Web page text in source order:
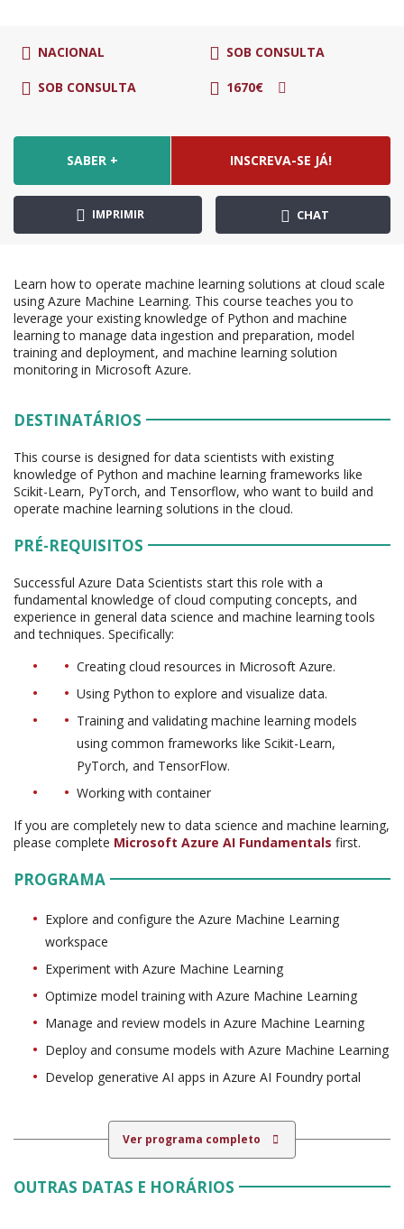
NACIONAL SOB CONSULTA
SOB CONSULTA 1670€
SABER + INSCREVA-SE JÁ!
IMPRIMIR CHAT
Learn how to operate machine learning solutions at cloud scale
using Azure Machine Learning. This course teaches you to
leverage your existing knowledge of Python and machine
learning to manage data ingestion and preparation, model
training and deployment, and machine learning solution
monitoring in Microsoft Azure.
DESTINATÁRIOS
This course is designed for data scientists with existing
knowledge of Python and machine learning frameworks like
Scikit-Learn, PyTorch, and Tensorflow, who want to build and
operate machine learning solutions in the cloud.
PRÉ-REQUISITOS
Successful Azure Data Scientists start this role with a
fundamental knowledge of cloud computing concepts, and
experience in general data science and machine learning tools
and techniques. Specifically:
Creating cloud resources in Microsoft Azure.
Using Python to explore and visualize data.
Training and validating machine learning models
using common frameworks like Scikit-Learn,
PyTorch, and TensorFlow.
Working with container
If you are completely new to data science and machine learning,
please complete Microsoft Azure AI Fundamentals first.
PROGRAMA
Explore and configure the Azure Machine Learning
workspace
Experiment with Azure Machine Learning
Optimize model training with Azure Machine Learning
Manage and review models in Azure Machine Learning
Deploy and consume models with Azure Machine Learning
Develop generative AI apps in Azure AI Foundry portal
Ver programa completo
OUTRAS DATAS E HORÁRIOS